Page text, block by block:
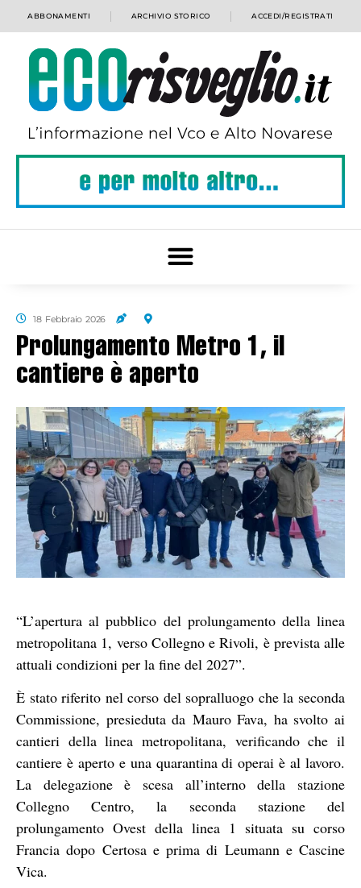
ABBONAMENTI ARCHIVIO STORICO ACCEDI/REGISTRATI
18 Febbraio 2026
Prolungamento Metro 1, il
cantiere è aperto
“L’apertura al pubblico del prolungamento della linea
metropolitana 1, verso Collegno e Rivoli, è prevista alle
attuali condizioni per la fine del 2027”.
È stato riferito nel corso del sopralluogo che la seconda
Commissione, presieduta da Mauro Fava, ha svolto ai
cantieri della linea metropolitana, verificando che il
cantiere è aperto e una quarantina di operai è al lavoro.
La delegazione è scesa all’interno della stazione
Collegno Centro, la seconda stazione del
prolungamento Ovest della linea 1 situata su corso
Francia dopo Certosa e prima di Leumann e Cascine
Vica.